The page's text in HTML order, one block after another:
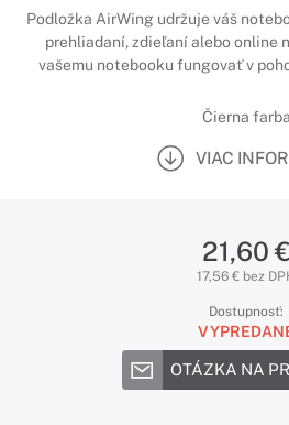
Podložka AirWing udržuje váš
prehliadaní, zdieľaní alebo online
vašemu notebooku fungovať v
Čierna farba
VIAC
21,60 €
17,56 € bez
Dostupnosť:
OTÁZKA NA